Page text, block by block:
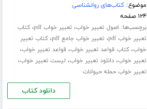
موضوع:کتاب‌های روانشناسی
۱۲۴ صفحه
برچسب‌ها: اصول تعبیر خواب، تعبیر خواب pdf ،کتاب
تعبیر خواب pdf
، تعبیر خواب جامع pdf ،کتاب تعبیر
خواب،کتاب قواعد تعبیر خواب، قواعد تعبیر خواب،
تعبیر خواب،دانلود تعبیر خواب، لیست تعبیر خواب،
تعبیر خواب حمله حیوانات
دانلود کتاب